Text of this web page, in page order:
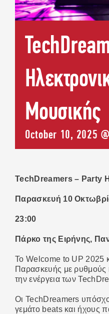
ΕΠΙΚΟΙΝΩΝΙΑ
Μουσικής
October 10, 2025
TechDreamers – Party
Παρασκευή 10
23:00
Πάρκο της Ειρήνης,
Το Welcome to UP 2025
Παρασκευής με ρυθμούς
την ενέργεια των
Οι TechDreamers
γεμάτο beats και ήχους